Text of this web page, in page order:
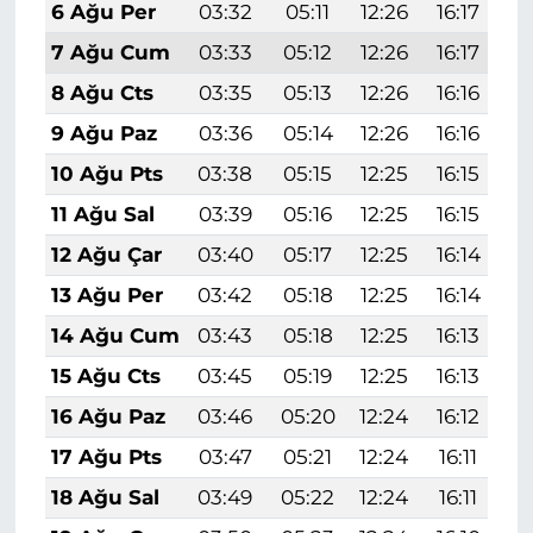
6 Ağu Per
03:32 05:11 12:26 16:17
7 Ağu Cum
03:33 05:12 12:26 16:17
8 Ağu Cts
03:35 05:13 12:26 16:16
9 Ağu Paz
03:36 05:14 12:26 16:16
10 Ağu Pts
03:38 05:15 12:25 16:15
11 Ağu Sal
03:39 05:16 12:25 16:15
12 Ağu Çar
03:40 05:17 12:25 16:14
13 Ağu Per
03:42 05:18 12:25 16:14
14 Ağu Cum
03:43 05:18 12:25 16:13
15 Ağu Cts
03:45 05:19 12:25 16:13
16 Ağu Paz
03:46 05:20 12:24 16:12
17 Ağu Pts
03:47 05:21 12:24 16:11
18 Ağu Sal
03:49 05:22 12:24 16:11